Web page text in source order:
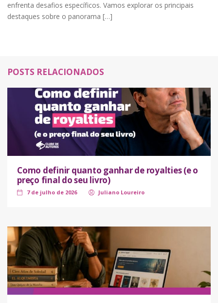
enfrenta desafios específicos. Vamos explorar os principais
destaques sobre o panorama […]
POSTS RELACIONADOS
Como definir quanto ganhar de royalties (e o
preço final do seu livro)
7 de julho de 2026 Juliano Loureiro